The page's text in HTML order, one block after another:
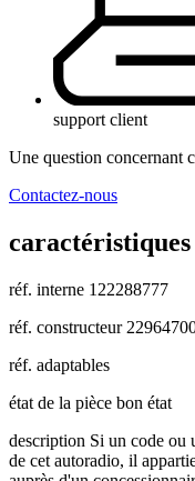
support client
Une question concernant
Contactez-nous
caractéristiques
réf. interne 122288777
réf. constructeur
réf. adaptables
état de la pièce bon état
description Si un code ou
de cet autoradio, il